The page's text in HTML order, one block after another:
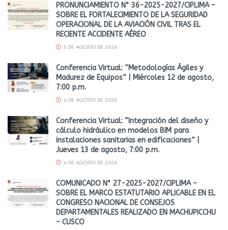
PRONUNCIAMIENTO N° 36-2025-2027/CIPLIMA –
SOBRE EL FORTALECIMIENTO DE LA SEGURIDAD
OPERACIONAL DE LA AVIACIÓN CIVIL TRAS EL
RECIENTE ACCIDENTE AÉREO
5 DE AGOSTO DE 2026
Conferencia Virtual: “Metodologías Ágiles y
Madurez de Equipos” | Miércoles 12 de agosto,
7:00 p.m.
4 DE AGOSTO DE 2026
Conferencia Virtual: “Integración del diseño y
cálculo hidráulico en modelos BIM para
instalaciones sanitarias en edificaciones” |
Jueves 13 de agosto, 7:00 p.m.
4 DE AGOSTO DE 2026
COMUNICADO N° 27-2025-2027/CIPLIMA –
SOBRE EL MARCO ESTATUTARIO APLICABLE EN EL
CONGRESO NACIONAL DE CONSEJOS
DEPARTAMENTALES REALIZADO EN MACHUPICCHU
– CUSCO